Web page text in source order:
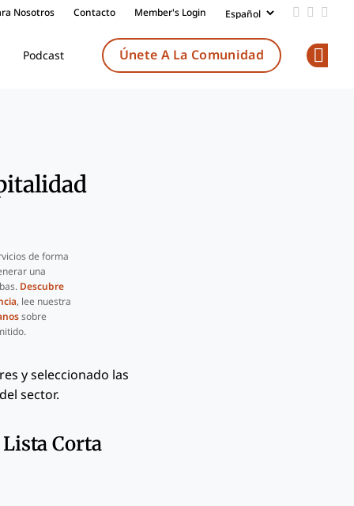
Nosotros Contacto Member's Login Add us
Follow
Podcast Únete A La Comunidad
de forma
una
Descubre
, lee nuestra
sobre
y seleccionado las
sector.
Corta